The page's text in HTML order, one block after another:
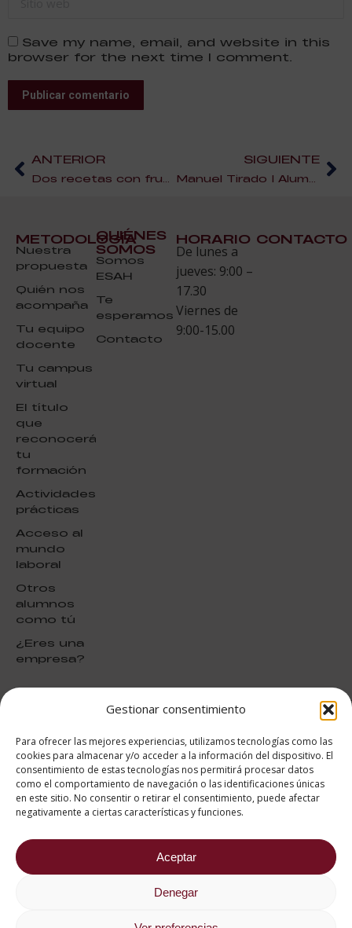
Gestionar consentimiento
Para ofrecer las mejores experiencias, utilizamos tecnologías como las
cookies para almacenar y/o acceder a la información del dispositivo. El
consentimiento de estas tecnologías nos permitirá procesar datos
como el comportamiento de navegación o las identificaciones únicas
en este sitio. No consentir o retirar el consentimiento, puede afectar
negativamente a ciertas características y funciones.
Aceptar
Denegar
Save my name, email, and website in this
browser for the next time I comment.
Publicar comentario
ANTERIOR SIGUIENTE
METODOLOGÍA
Nuestra
propuesta
Quién nos
acompaña
Tu equipo
docente
Tu campus
virtual
El título
que
reconocerá
tu
formación
Actividades
prácticas
Acceso al
mundo
laboral
Otros
alumnos
como tú
¿Eres una
empresa?
QUIÉNES
SOMOS
Somos
ESAH
Te
esperamos
Contacto
HORARIO
De lunes a
jueves: 9:00 –
17.30
Viernes de
9:00-15.00
CONTACTO
puntuación para ESAH
basado en
Valoraciones soportado por
eKomi
Política de cookies